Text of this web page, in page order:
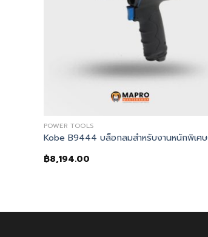
POWER TOOLS
Kobe B9444 บล็อกลมสำหรับงานหนักพิเศษ
฿8,194.00
COMPRESSOR 300PSI C/W PRESSURE GAUGE)